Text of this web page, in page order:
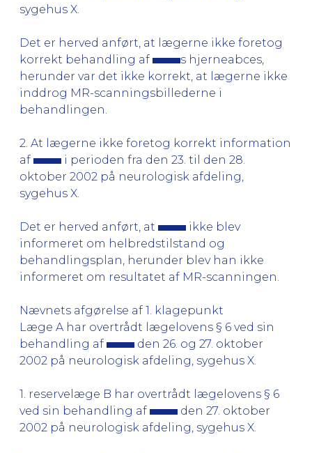
sygehus X.
Det er herved anført, at lægerne ikke foretog
korrekt behandling af
s hjerneabces,
herunder var det ikke korrekt, at lægerne ikke
inddrog MR-scanningsbillederne i
behandlingen.
2. At lægerne ikke foretog korrekt information
af
i perioden fra den 23. til den 28.
oktober 2002 på neurologisk afdeling,
sygehus X.
Det er herved anført, at
ikke blev
informeret om helbredstilstand og
behandlingsplan, herunder blev han ikke
informeret om resultatet af MR-scanningen.
Nævnets afgørelse af 1. klagepunkt
Læge A har overtrådt lægelovens § 6 ved sin
behandling af
den 26. og 27. oktober
2002 på neurologisk afdeling, sygehus X.
1. reservelæge B har overtrådt lægelovens § 6
ved sin behandling af
den 27. oktober
2002 på neurologisk afdeling, sygehus X.